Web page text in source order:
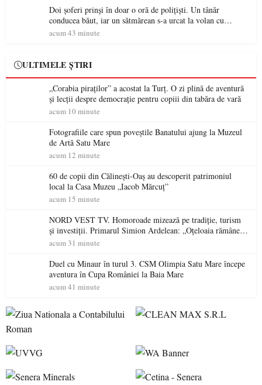
Doi șoferi prinși în doar o oră de polițiști. Un tânăr
conducea băut, iar un sătmărean s-a urcat la volan cu
permisul suspendat
acum 43 minute
ULTIMELE ȘTIRI
„Corabia piraților” a acostat la Turț. O zi plină de aventură
și lecții despre democrație pentru copiii din tabăra de vară
acum 10 minute
Fotografiile care spun poveștile Banatului ajung la Muzeul
de Artă Satu Mare
acum 12 minute
60 de copii din Călinești-Oaș au descoperit patrimoniul
local la Casa Muzeu „Iacob Mărcuț”
acum 15 minute
NORD VEST TV. Homoroade mizează pe tradiție, turism
și investiții. Primarul Simion Ardelean: „Oțeloaia rămâne
un brand al Codrului”
acum 31 minute
Duel cu Minaur în turul 3. CSM Olimpia Satu Mare începe
aventura în Cupa României la Baia Mare
acum 41 minute